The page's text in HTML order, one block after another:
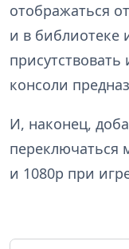
отображаться
и в библиотеке
консоли
И, наконец,
переключаться
и 1080p при